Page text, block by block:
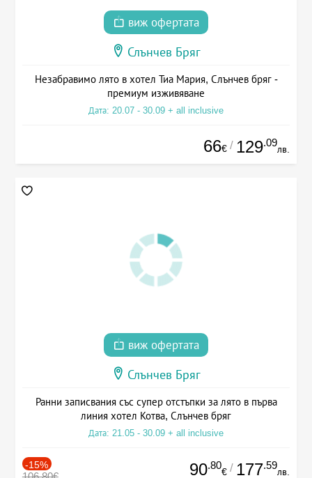
виж офертата
Слънчев Бряг
Незабравимо лято в хотел Тиа Мария, Слънчев бряг -
премиум изживяване
Дата: 20.07 - 30.09 + all inclusive
66€ / 129.09
лв.
виж офертата
Слънчев Бряг
Ранни записвания със супер отстъпки за лято в първа
линия хотел Котва, Слънчев бряг
Дата: 21.05 - 30.09 + all inclusive
-15% 90.80
€ / 177.59
лв.